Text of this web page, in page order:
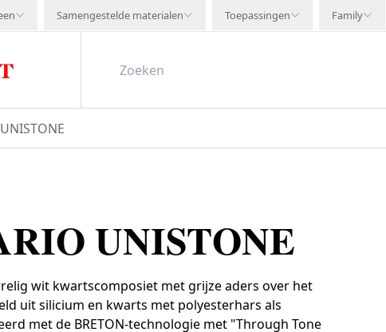
Samengestelde materialen Toepassingen Family
UNISTONE
wit kwartscomposiet met grijze aders over het
uit silicium en kwarts met polyesterhars als
met de BRETON-technologie met "Through Tone